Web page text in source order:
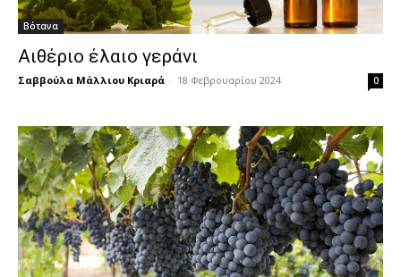
Βότανα
Αιθέριο έλαιο γεράνι
Σαββούλα Μάλλιου Κριαρά - 18 Φεβρουαρίου 2024 0